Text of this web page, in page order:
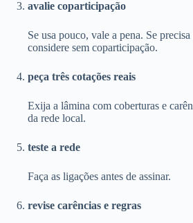
avalie coparticipação
Se usa pouco, vale a pena. Se
considere sem coparticipação.
peça três cotações reais
Exija a lâmina com coberturas e
da rede local.
teste a rede
Faça as ligações antes de assinar.
revise carências e regras